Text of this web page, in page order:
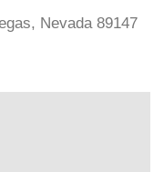
Nevada 89147